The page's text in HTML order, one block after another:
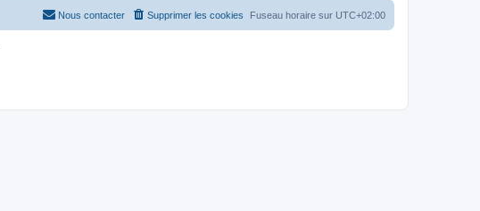
Fuseau horaire sur UTC+02:00
Supprimer les cookies
Nous contacter